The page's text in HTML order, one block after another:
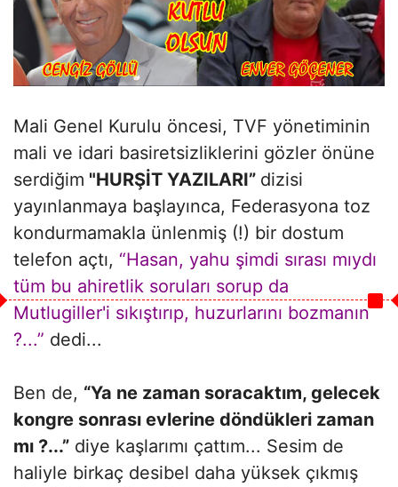
Mali Genel Kurulu öncesi, TVF yönetiminin
mali ve idari basiretsizliklerini gözler önüne
serdiğim "HURŞİT YAZILARI” dizisi
yayınlanmaya başlayınca, Federasyona toz
kondurmamakla ünlenmiş (!) bir dostum
telefon açtı, “Hasan, yahu şimdi sırası mıydı
tüm bu ahiretlik soruları sorup da
Mutlugiller'i sıkıştırıp, huzurlarını bozmanın
?...” dedi...
Ben de, “Ya ne zaman soracaktım, gelecek
kongre sonrası evlerine döndükleri zaman
mı ?...” diye kaşlarımı çattım... Sesim de
haliyle birkaç desibel daha yüksek çıkmış